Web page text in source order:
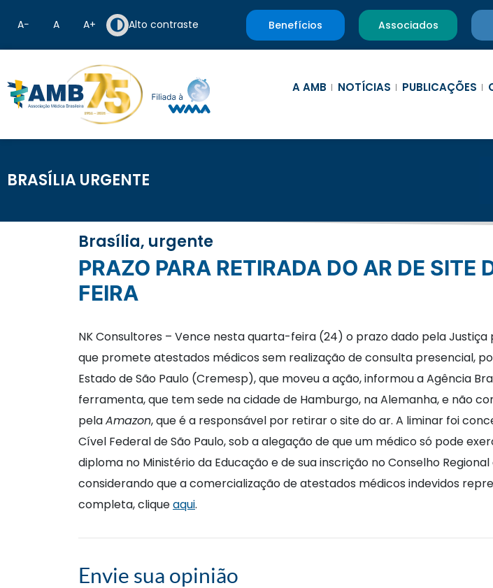
A− A A+ Alto contraste Benefícios Associados
A AMB NOTÍCIAS PUBLICAÇÕES
BRASÍLIA URGENTE
Brasília, urgente
PRAZO PARA RETIRADA DO AR DE SITE DE ATESTADOS MÉDICOS VENCE 4ª
FEIRA
NK Consultores – Vence nesta quarta-feira (24) o prazo dado pela Justiça
que promete atestados médicos sem realização de consulta presencial,
Estado de São Paulo (Cremesp), que moveu a ação, informou a Agência
ferramenta, que tem sede na cidade de Hamburgo, na Alemanha, e não
pelaAmazon, que é a responsável por retirar o site do ar. A liminar foi
Cível Federal de São Paulo, sob a alegação de que um médico só pode
diploma no Ministério da Educação e de sua inscrição no Conselho
considerando que a comercialização de atestados médicos indevidos
completa, cliqueaqui.
Envie sua opinião